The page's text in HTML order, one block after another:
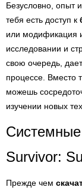
Безусловно, опыт
тебя есть доступ к
или модификация
исследовании и
свою очередь,
процессе. Вместо
можешь
изучении новых
Survivor:
Прежде чем